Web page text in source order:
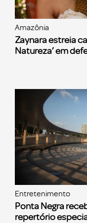
Amazônia
Zaynara estreia
Natureza’ em
Entretenimento
Ponta Negra
repertório